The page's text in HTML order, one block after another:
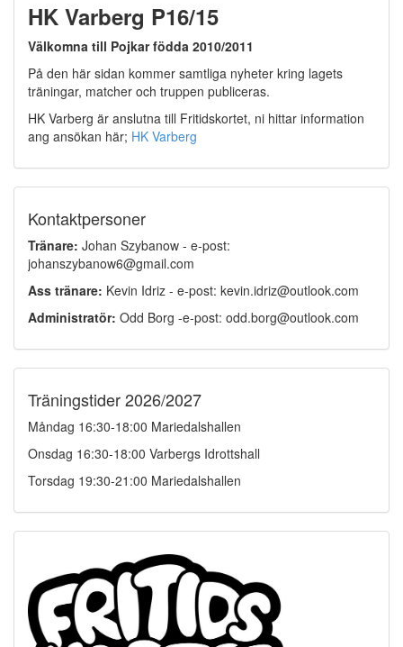
HK Varberg P16/15
Välkomna till Pojkar födda 2010/2011
På den här sidan kommer samtliga nyheter kring lagets
träningar, matcher och truppen publiceras.
HK Varberg är anslutna till Fritidskortet, ni hittar information
ang ansökan här; HK Varberg
Kontaktpersoner
Tränare: Johan Szybanow - e-post:
johanszybanow6@gmail.com
Ass tränare: Kevin Idriz - e-post: kevin.idriz@outlook.com
Administratör: Odd Borg -e-post: odd.borg@outlook.com
Träningstider 2026/2027
Måndag 16:30-18:00 Mariedalshallen
Onsdag 16:30-18:00 Varbergs Idrottshall
Torsdag 19:30-21:00 Mariedalshallen